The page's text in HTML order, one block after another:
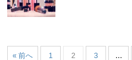
« 前へ 1 2 3 …